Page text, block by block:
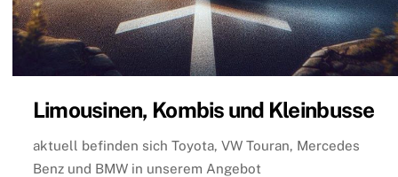
Limousinen, Kombis und Kleinbusse
aktuell befinden sich Toyota, VW Touran, Mercedes
Benz und BMW in unserem Angebot